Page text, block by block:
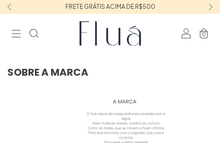
FRETE GRÁTIS ACIMA DE R$500
0
SOBRE A MARCA